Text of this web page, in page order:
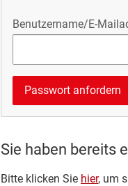
Benutzername/E-
Sie haben bereits
Bitte klicken Sie hier, um